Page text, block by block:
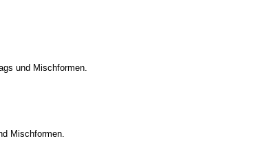
und Mischformen.
Mischformen.